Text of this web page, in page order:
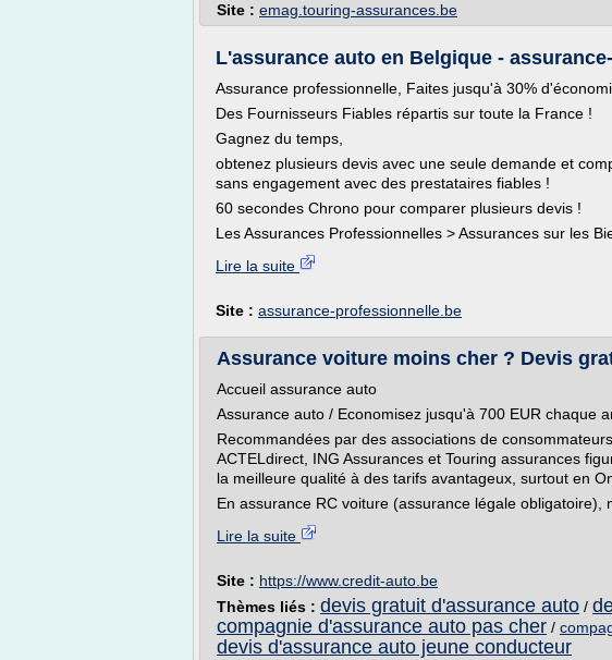
Site : emag.touring-assurances.be
L'assurance auto en Belgique -
Assurance professionnelle, Faites jusqu'à 30%
Des Fournisseurs Fiables répartis sur toute la France !
Gagnez du temps,
obtenez plusieurs devis avec une seule demande et
sans engagement avec des prestataires fiables !
60 secondes Chrono pour comparer plusieurs devis !
Les Assurances Professionnelles > Assurances sur les
Lire la suite
Site : assurance-professionnelle.be
Assurance voiture moins cher ? Devis
Accueil assurance auto
Assurance auto / Economisez jusqu'à 700 EUR chaque
Recommandées par des associations de
ACTELdirect, ING Assurances et Touring assurances
la meilleure qualité à des tarifs avantageux, surtout en
En assurance RC voiture (assurance légale obligatoire),
Lire la suite
Site : https://www.credit-auto.be
Thèmes liés : devis gratuit d'assurance auto /
compagnie d'assurance auto pas cher /
devis d'assurance auto jeune conducteur